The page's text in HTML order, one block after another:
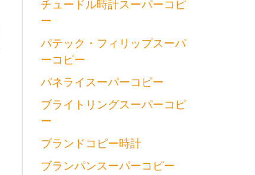
チュードル時計スーパーコピ
ー
パテック・フィリップスーパ
ーコピー
パネライスーパーコピー
ブライトリングスーパーコピ
ー
ブランドコピー時計
ブランパンスーパーコピー